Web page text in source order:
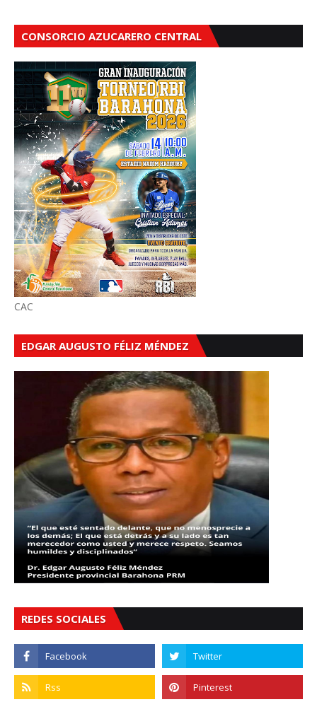
CONSORCIO AZUCARERO CENTRAL
CAC
EDGAR AUGUSTO FÉLIZ MÉNDEZ
REDES SOCIALES